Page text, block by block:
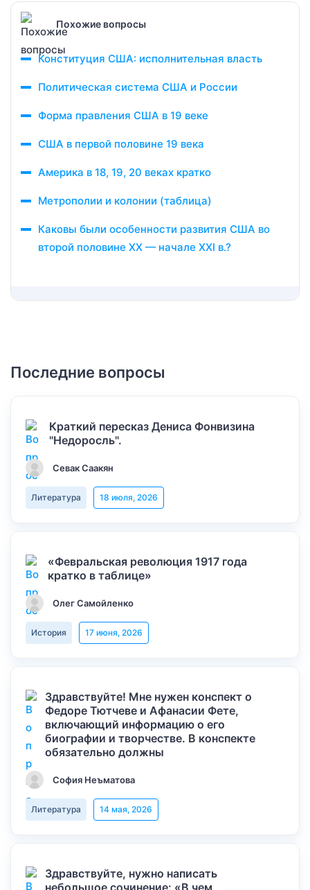
Похожие вопросы
Конституция США: исполнительная власть
Политическая система США и России
Форма правления США в 19 веке
США в первой половине 19 века
Америка в 18, 19, 20 веках кратко
Метрополии и колонии (таблица)
Каковы были особенности развития США во
второй половине XX — начале XXI в.?
Последние вопросы
Краткий пересказ Дениса Фонвизина
"Недоросль".
Севак Саакян
Литература 18 июля, 2026
«Февральская революция 1917 года
кратко в таблице»
Олег Самойленко
История 17 июня, 2026
Здравствуйте! Мне нужен конспект о
Федоре Тютчеве и Афанасии Фете,
включающий информацию о его
биографии и творчестве. В конспекте
обязательно должны
София Неъматова
Литература 14 мая, 2026
Здравствуйте, нужно написать
небольшое сочинение: «В чем